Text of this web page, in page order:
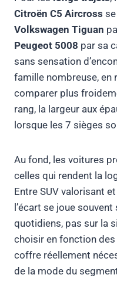
Citroën C5 Aircross
Volkswagen Tiguan
Peugeot 5008 par sa
sans sensation
famille nombreuse, en
comparer plus
rang, la largeur aux
lorsque les 7 sièges
Au fond, les voitures
celles qui rendent la
Entre SUV valorisant
l’écart se joue
quotidiens, pas sur la
choisir en fonction
coffre réellement
de la mode du